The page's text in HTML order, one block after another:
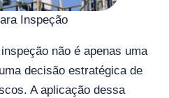
Inspeção
não é apenas uma
decisão estratégica de
A aplicação dessa